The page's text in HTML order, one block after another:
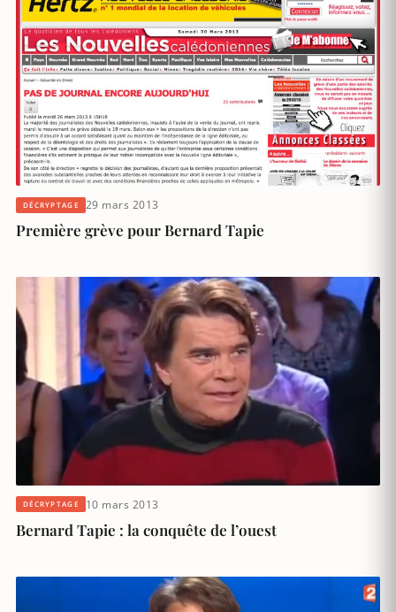
DÉCRYPTAGE 29 mars 2013
Première grève pour Bernard Tapie
DÉCRYPTAGE 10 mars 2013
Bernard Tapie : la conquête de l’ouest